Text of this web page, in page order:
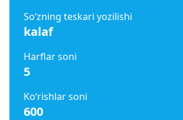
So‘zning teskari yozilishi
kalaf
Harflar soni
5
Ko‘rishlar soni
600